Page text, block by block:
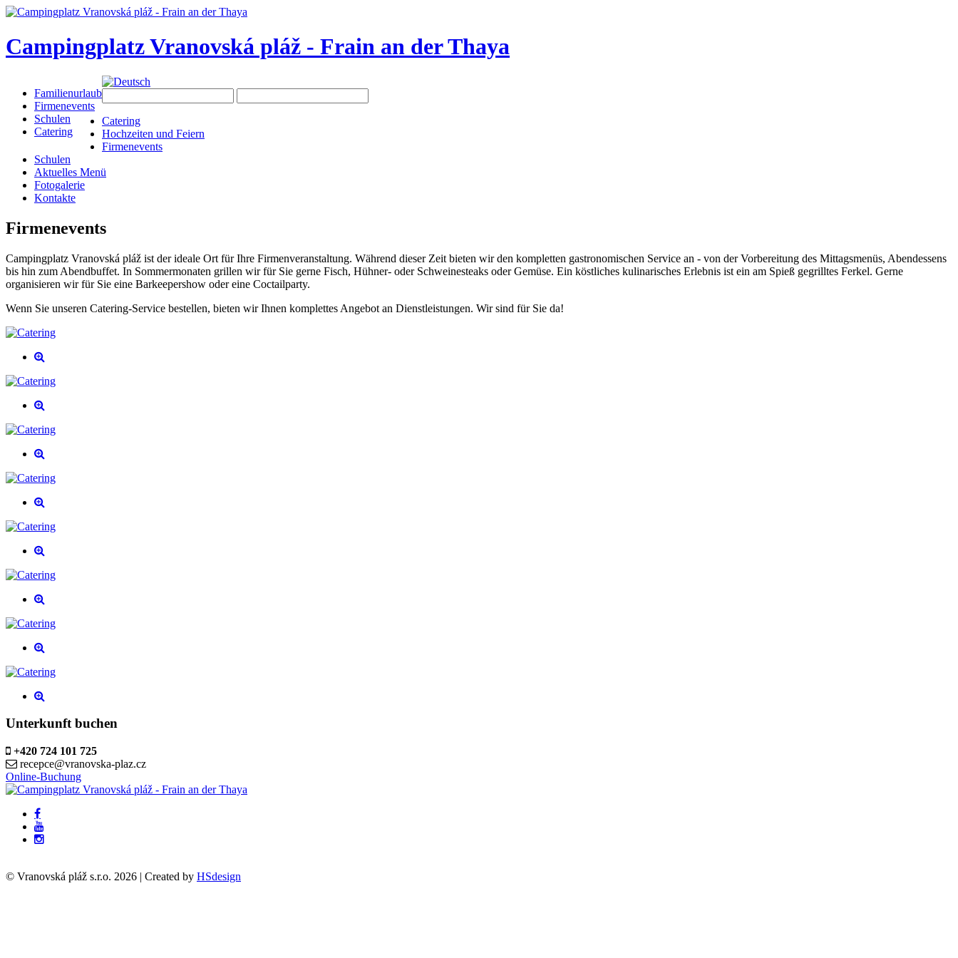
Campingplatz Vranovská pláž - Frain an der Thaya
Familienurlaub
Firmenevents
Schulen
Catering
Catering
Hochzeiten und Feiern
Firmenevents
Schulen
Aktuelles Menü
Fotogalerie
Kontakte
Firmenevents
Campingplatz Vranovská pláž ist der ideale Ort für Ihre Firmenveranstaltung. Während dieser Zeit bieten wir den kompletten gastronomischen Service an - von der Vorbereitung des Mittagsmenüs, Abendessens
bis hin zum Abendbuffet. In Sommermonaten grillen wir für Sie gerne Fisch, Hühner- oder Schweinesteaks oder Gemüse. Ein köstliches kulinarisches Erlebnis ist ein am Spieß gegrilltes Ferkel. Gerne
organisieren wir für Sie eine Barkeepershow oder eine Coctailparty.
Wenn Sie unseren Catering-Service bestellen, bieten wir Ihnen komplettes Angebot an Dienstleistungen. Wir sind für Sie da!
Unterkunft buchen
+420 724 101 725
recepce@vranovska-plaz.cz
Online-Buchung
© Vranovská pláž s.r.o. 2026 | Created by HSdesign